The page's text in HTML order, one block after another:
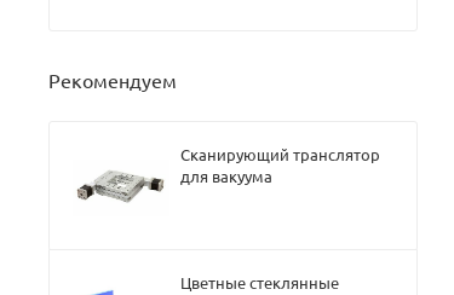
Рекомендуем
Сканирующий транслятор
для вакуума
Цветные стеклянные